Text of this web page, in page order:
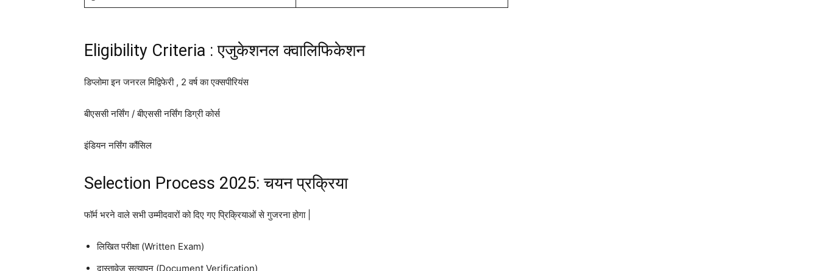
Eligibility Criteria : एजुकेशनल क्वालिफिकेशन
डिप्लोमा इन जनरल मिद्विफेरी , 2 वर्ष का एक्सपीरियंस
बीएससी नर्सिंग / बीएससी नर्सिंग डिग्री कोर्स
इंडियन नर्सिंग कौंसिल
Selection Process 2025: चयन प्रक्रिया
फॉर्म भरने वाले सभी उम्मीदवारों को दिए गए प्रिक्रियाओं से गुजरना होगा |
लिखित परीक्षा (Written Exam)
दास्तावेज सत्यापन (Document Verification)